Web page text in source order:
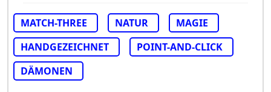
MATCH-THREE NATUR
MAGIE
HANDGEZEICHNET
POINT-AND-CLICK
DÄMONEN